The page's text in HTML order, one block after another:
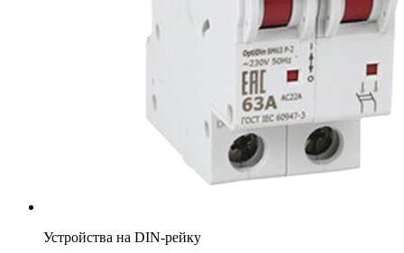
Устройства на DIN-рейку